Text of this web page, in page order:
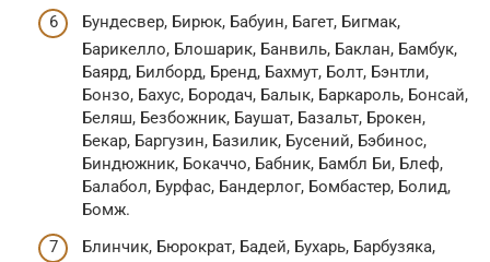
Бундесвер, Бирюк, Бабуин, Багет, Бигмак,
Барикелло, Блошарик, Банвиль, Баклан, Бамбук,
Баярд, Билборд, Бренд, Бахмут, Болт, Бэнтли,
Бонзо, Бахус, Бородач, Балык, Баркароль, Бонсай,
Беляш, Безбожник, Баушат, Базальт, Брокен,
Бекар, Баргузин, Базилик, Бусений, Бэбинос,
Биндюжник, Бокаччо, Бабник, Бамбл Би, Блеф,
Балабол, Бурфас, Бандерлог, Бомбастер, Болид,
Бомж.
Блинчик, Бюрократ, Бадей, Бухарь, Барбузяка,